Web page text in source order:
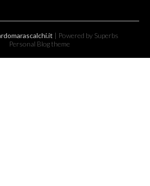
| Powered by Superbs
Personal Blog theme